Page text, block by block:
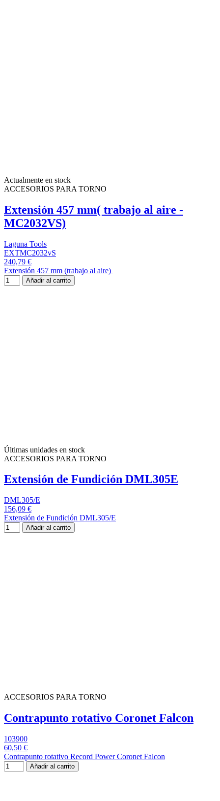
Actualmente en stock
ACCESORIOS PARA TORNO
Extensión 457 mm( trabajo al aire -
MC2032VS)
Laguna Tools
EXTMC2032vS
240,79 €
Extensión 457 mm (trabajo al aire)
Añadir al carrito
Últimas unidades en stock
ACCESORIOS PARA TORNO
Extensión de Fundición DML305E
DML305/E
156,09 €
Extensión de Fundición DML305/E
Añadir al carrito
ACCESORIOS PARA TORNO
Contrapunto rotativo Coronet Falcon
103900
60,50 €
Contrapunto rotativo Record Power Coronet Falcon
Añadir al carrito